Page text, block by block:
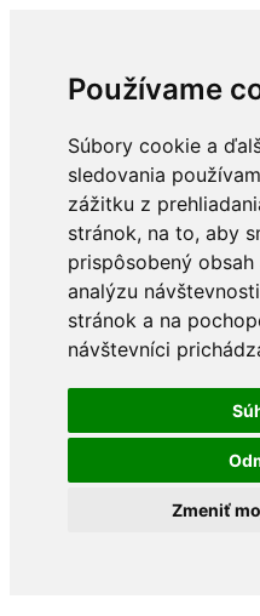
Používame
Súbory cookie a
sledovania
zážitku z
stránok, na to, aby
prispôsobený obsah
analýzu
stránok a na
návštevníci
Zmeniť